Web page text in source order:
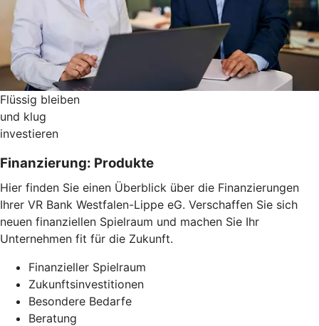
Flüssig bleiben
und klug
investieren
Finanzierung: Produkte
Hier finden Sie einen Überblick über die Finanzierungen
Ihrer VR Bank Westfalen-Lippe eG. Verschaffen Sie sich
neuen finanziellen Spielraum und machen Sie Ihr
Unternehmen fit für die Zukunft.
Finanzieller Spielraum
Zukunftsinvestitionen
Besondere Bedarfe
Beratung